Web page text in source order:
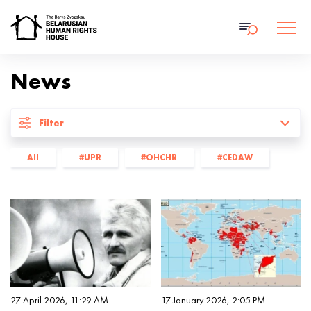
News
Filter
All #UPR #OHCHR #CEDAW
#Права на абарону #Libereco
#аналітычныя агляды #інтэрв'ю
#Human Constanta #Lawtrend #БХК
#Прававая ініцыятыва #Беларускі ПЭН #Вясна
#БАЖ #умацаванне патэнцыялу #RSF
27 April 2026, 11:29 AM 17 January 2026, 2:05 PM